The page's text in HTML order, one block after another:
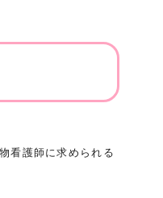
看護師に求められる